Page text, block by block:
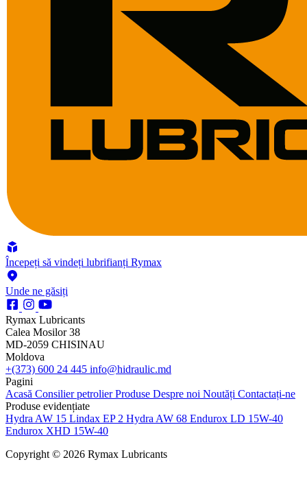
Începeți să vindeți lubrifianți Rymax
Unde ne găsiți
Rymax Lubricants
Calea Mosilor 38
MD-2059 CHISINAU
Moldova
+(373) 600 24 445 info@hidraulic.md
Pagini
Acasă Consilier petrolierProduse Despre noi Noutăți Contactați-ne
Produse evidențiate
Hydra AW 15 Lindax EP 2 Hydra AW 68 Endurox LD 15W-40
Endurox XHD 15W-40
Copyright © 2026 Rymax Lubricants